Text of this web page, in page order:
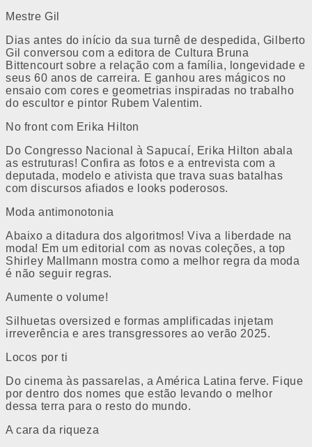
Mestre Gil
Dias antes do início da sua turnê de despedida, Gilberto
Gil conversou com a editora de Cultura Bruna
Bittencourt sobre a relação com a família, longevidade e
seus 60 anos de carreira. E ganhou ares mágicos no
ensaio com cores e geometrias inspiradas no trabalho
do escultor e pintor Rubem Valentim.
No front com Erika Hilton
Do Congresso Nacional à Sapucaí, Erika Hilton abala
as estruturas! Confira as fotos e a entrevista com a
deputada, modelo e ativista que trava suas batalhas
com discursos afiados e looks poderosos.
Moda antimonotonia
Abaixo a ditadura dos algoritmos! Viva a liberdade na
moda! Em um editorial com as novas coleções, a top
Shirley Mallmann mostra como a melhor regra da moda
é não seguir regras.
Aumente o volume!
Silhuetas oversized e formas amplificadas injetam
irreverência e ares transgressores ao verão 2025.
Locos por ti
Do cinema às passarelas, a América Latina ferve. Fique
por dentro dos nomes que estão levando o melhor
dessa terra para o resto do mundo.
A cara da riqueza